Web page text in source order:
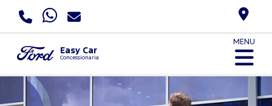
Easy Car
Concessionaria
MENU